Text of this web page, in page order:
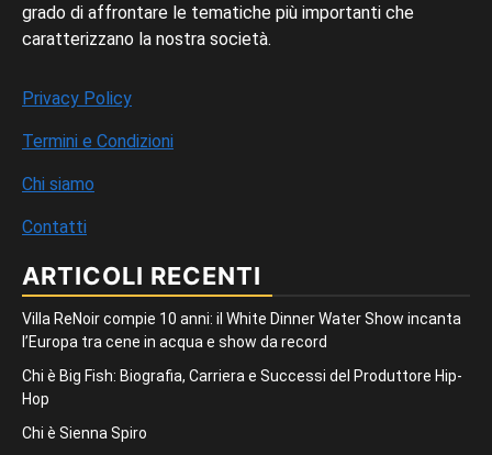
grado di affrontare le tematiche più importanti che
caratterizzano la nostra società.
Privacy Policy
Termini e Condizioni
Chi siamo
Contatti
ARTICOLI RECENTI
Villa ReNoir compie 10 anni: il White Dinner Water Show incanta
l’Europa tra cene in acqua e show da record
Chi è Big Fish: Biografia, Carriera e Successi del Produttore Hip-
Hop
Chi è Sienna Spiro